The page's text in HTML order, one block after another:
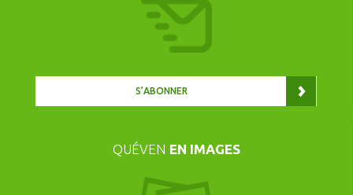
S’ABONNER
QUÉVEN EN IMAGES